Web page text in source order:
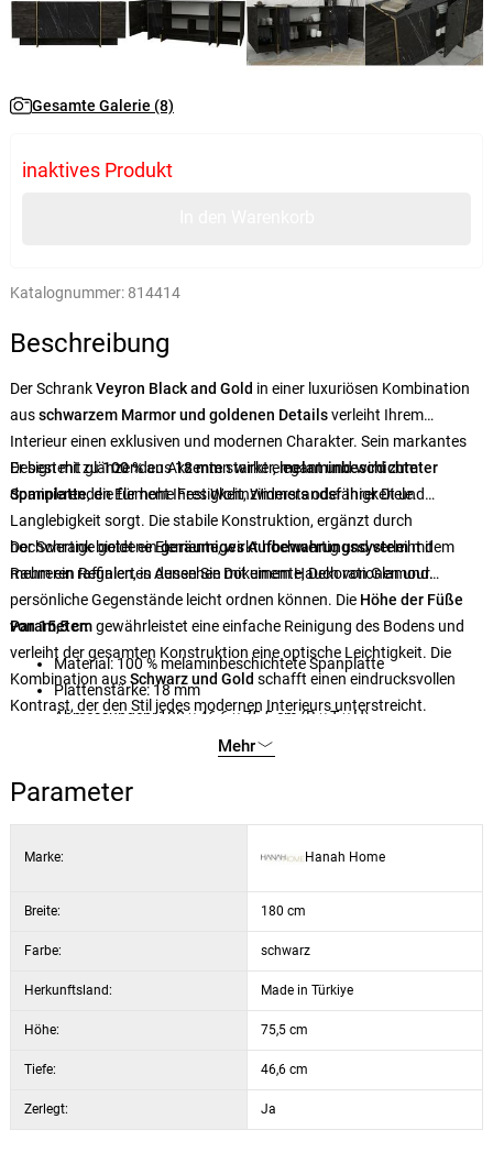
Gesamte Galerie (8)
inaktives Produkt
Katalognummer: 814414
Beschreibung
Der SchrankVeyron Black and Gold in einer luxuriösen Kombination
ausschwarzem Marmor und goldenen Detailsverleiht Ihrem
Interieur einen exklusiven und modernen Charakter. Sein markantes
Design mit glänzenden Akzenten wirkt elegant und wird zum
dominierenden Element Ihres Wohnzimmers oder Ihrer Diele.
Er besteht zu100 %aus18 mmstarker,melaminbeschichteter
Spanplatte, die für hohe Festigkeit, Widerstandsfähigkeit und
Langlebigkeit sorgt. Die stabile Konstruktion, ergänzt durch
hochwertige goldene Elemente, wirkt hochwertig und verleiht dem
Raum ein raffiniertes Aussehen mit einem Hauch von Glamour.
Der Schrank bietet eingeräumiges Aufbewahrungssystemmit
mehreren Regalen, in denen Sie Dokumente, Dekorationen und
persönliche Gegenstände leicht ordnen können. Die Höhe der Füße
von 15,5 cmgewährleistet eine einfache Reinigung des Bodens und
verleiht der gesamten Konstruktion eine optische Leichtigkeit. Die
Kombination ausSchwarz und Gold schafft einen eindrucksvollen
Kontrast, der den Stil jedes modernen Interieurs unterstreicht.
Parameter:
Material: 100 % melaminbeschichtete Spanplatte
Plattenstärke: 18 mm
Abmessungen: 180 × 46,6 × 75,5 cm (B × T × H)
Höhe des Schranks: 60 cm
Farbe: Schwarz und Gold
Mehr
Parameter
Marke: Hanah Home
Breite: 180 cm
Farbe: schwarz
Herkunftsland: Made in Türkiye
Höhe: 75,5 cm
Tiefe: 46,6 cm
Zerlegt: Ja